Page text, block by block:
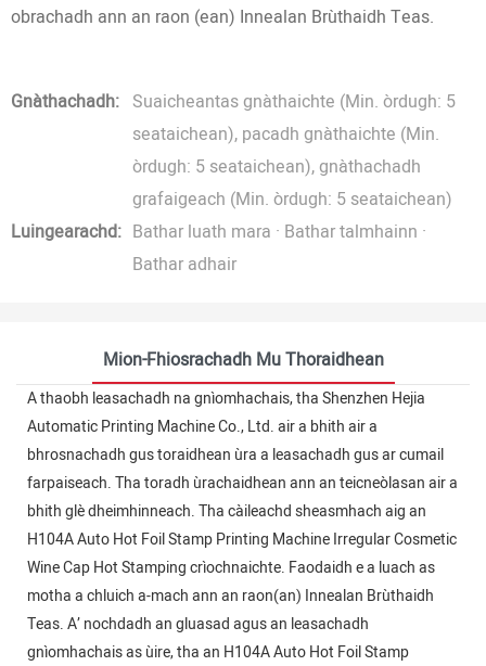
obrachadh ann an raon (ean) Innealan Brùthaidh Teas.
Gnàthachadh: Suaicheantas gnàthaichte (Min. òrdugh: 5
seataichean), pacadh gnàthaichte (Min.
òrdugh: 5 seataichean), gnàthachadh
grafaigeach (Min. òrdugh: 5 seataichean)
Luingearachd: Bathar luath mara · Bathar talmhainn ·
Bathar adhair
Mion-Fhiosrachadh Mu Thoraidhean
A thaobh leasachadh na gnìomhachais, tha Shenzhen Hejia
Automatic Printing Machine Co., Ltd. air a bhith air a
bhrosnachadh gus toraidhean ùra a leasachadh gus ar cumail
farpaiseach. Tha toradh ùrachaidhean ann an teicneòlasan air a
bhith glè dheimhinneach. Tha càileachd sheasmhach aig an
H104A Auto Hot Foil Stamp Printing Machine Irregular Cosmetic
Wine Cap Hot Stamping crìochnaichte. Faodaidh e a luach as
motha a chluich a-mach ann an raon(an) Innealan Brùthaidh
Teas. A’ nochdadh an gluasad agus an leasachadh
gnìomhachais as ùire, tha an H104A Auto Hot Foil Stamp